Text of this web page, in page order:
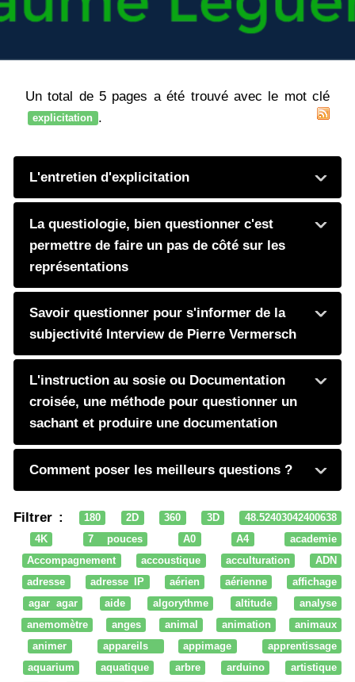
Un total de 5 pages a été trouvé avec le mot clé
explicitation .
L'entretien d'explicitation
La questiologie, bien questionner c'est
permettre de faire un pas de côté sur les
représentations
Savoir questionner pour s'informer de la
subjectivité Interview de Pierre Vermersch
L'instruction au sosie ou Documentation
croisée, une méthode pour questionner un
sachant et produire une documentation
Comment poser les meilleurs questions ?
Filtrer : 180 2D 360 3D
48.52403042400638
4K
7 pouces A0 A4
academie
Accompagnement
accoustique acculturation
ADN
adresse
adresse IP aérien aérienne
affichage
agar agar
aide algorythme altitude
analyse
anemomètre
anges animal animation
animaux
animer
appareils appimage
apprentissage
aquarium
aquatique arbre arduino
artistique